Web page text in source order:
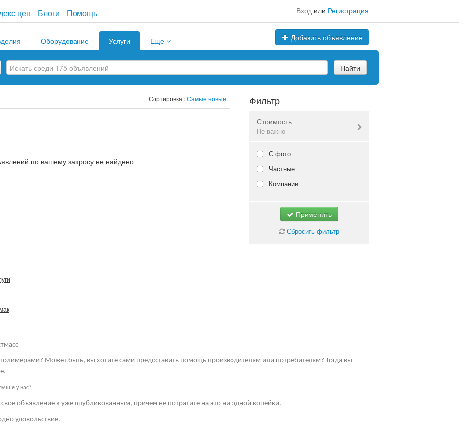
цен Блоги Помощь Вход или Регистрация
Добавить объявление
Оборудование Услуги Еще
Найти
Сортировка :Самые новые
по вашему запросу не найдено
Фильтр
Стоимость
Не важно
Валюта:руб.
С фото
Частные
Компании
Применить
Сбросить фильтр
Может быть, вы хотите сами предоставить помощь производителям или потребителям? Тогда вы
у нас?
объявление к уже опубликованным, причём не потратите на это ни одной копейки.
удовольствие.